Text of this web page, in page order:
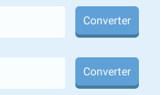
Converter
Converter